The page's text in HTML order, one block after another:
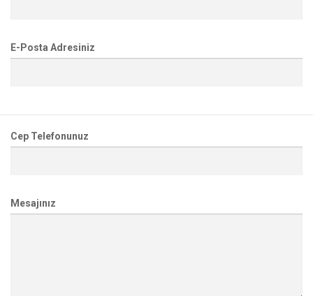
E-Posta Adresiniz
Cep Telefonunuz
Mesajınız